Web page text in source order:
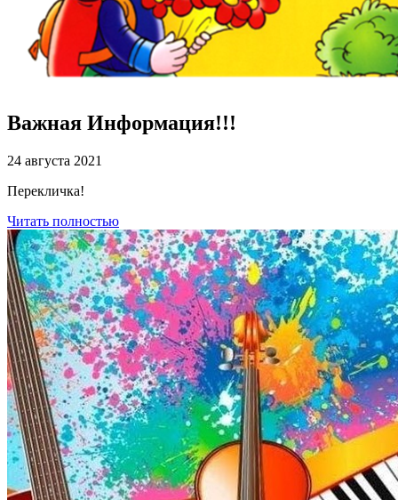
Важная Информация!!!
24 августа 2021
Перекличка!
Читать полностью